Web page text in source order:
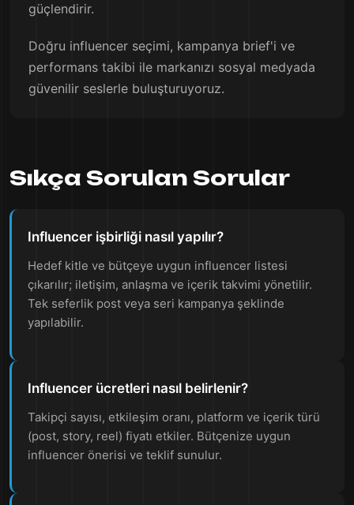
güçlendirir.
Doğru influencer seçimi, kampanya brief'i ve
performans takibi ile markanızı sosyal medyada
güvenilir seslerle buluşturuyoruz.
Sıkça Sorulan Sorular
Influencer işbirliği nasıl yapılır?
Hedef kitle ve bütçeye uygun influencer listesi
çıkarılır; iletişim, anlaşma ve içerik takvimi yönetilir.
Tek seferlik post veya seri kampanya şeklinde
yapılabilir.
Influencer ücretleri nasıl belirlenir?
Takipçi sayısı, etkileşim oranı, platform ve içerik türü
(post, story, reel) fiyatı etkiler. Bütçenize uygun
influencer önerisi ve teklif sunulur.